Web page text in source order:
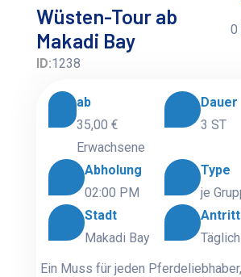
Wüsten-Tour ab
Makadi Bay
ID:1238
0
ab
35,00 €
Erwachsene
Dauer
3 ST
Abholung
02:00 PM
Type
je
Stadt
Makadi Bay
Antritt
Täglich
Ein Muss für jeden